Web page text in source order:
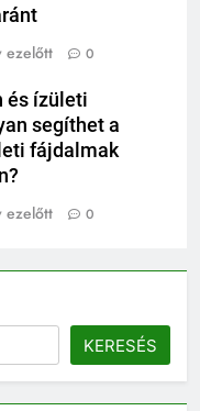
ezelőtt 0
és ízületi
segíthet a
fájdalmak
ezelőtt 0
KERESÉS